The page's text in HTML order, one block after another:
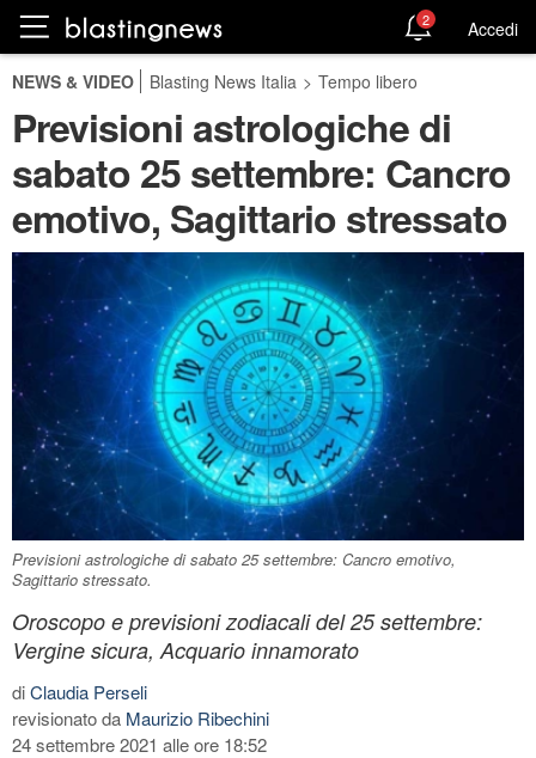
2 Accedi
NEWS & VIDEO Blasting News Italia > Tempo libero
Previsioni astrologiche di
sabato 25 settembre: Cancro
emotivo, Sagittario stressato
Previsioni astrologiche di sabato 25 settembre: Cancro emotivo,
Sagittario stressato.
Oroscopo e previsioni zodiacali del 25 settembre:
Vergine sicura, Acquario innamorato
diClaudia Perseli
revisionato da Maurizio Ribechini
24 settembre 2021 alle ore 18:52